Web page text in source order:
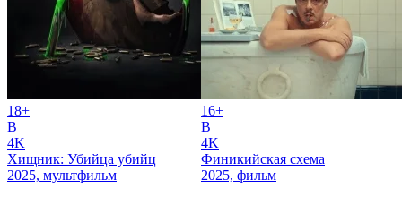
18+
B
4K
Хищник: Убийца убийц
2025, мультфильм
16+
B
4K
Финикийская схема
2025, фильм